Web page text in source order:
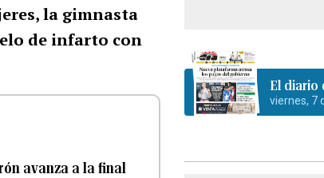
la gimnasta
de infarto con
avanza a la final
El diario
viernes, 7